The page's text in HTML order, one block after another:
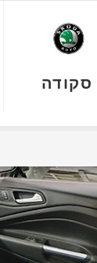
סקודה